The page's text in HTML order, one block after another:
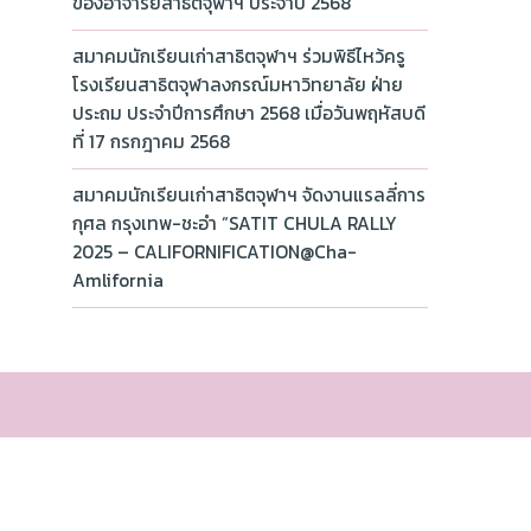
สมาคมนักเรียนเก่าสาธิตจุฬาฯ ร่วมพิธีไหว้ครู
โรงเรียนสาธิตจุฬาลงกรณ์มหาวิทยาลัย ฝ่าย
ประถม ประจำปีการศึกษา 2568 เมื่อวันพฤหัสบดี
ที่ 17 กรกฎาคม 2568
สมาคมนักเรียนเก่าสาธิตจุฬาฯ จัดงานแรลลี่การ
กุศล กรุงเทพ-ชะอำ “SATIT CHULA RALLY
2025 – CALIFORNIFICATION@Cha-
Amlifornia